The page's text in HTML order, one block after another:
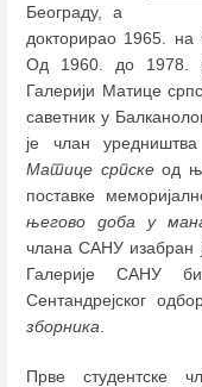
Београду, а
докторирао 1965.
Од 1960. до 1978.
Галерији Матице
саветник у
је члан уредништва
Матице српскеод
поставке
његово доба
у
члана САНУ изабран
Галерије САНУ
Сентандрејског
зборника.
Прве студентске